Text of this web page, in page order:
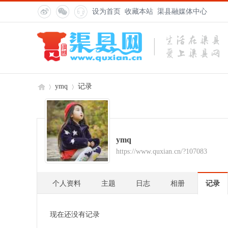
设为首页 收藏本站 渠县融媒体中心
›
ymq
›
记录
ymq
https://www.quxian.cn/?107083
个人资料 主题 日志 相册 记录
现在还没有记录